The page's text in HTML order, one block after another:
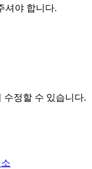
셔야 합니다.
수정할 수 있습니다.